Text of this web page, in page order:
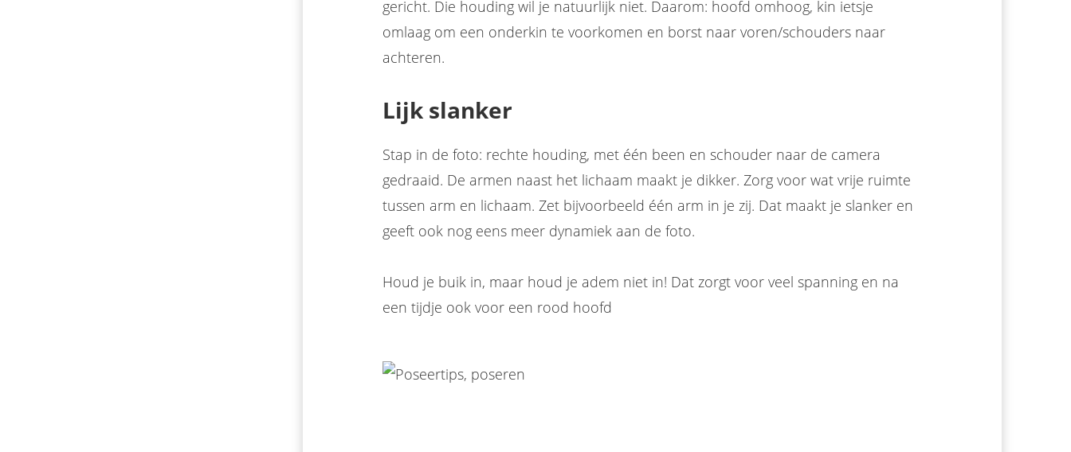
gericht. Die houding wil je natuurlijk niet. Daarom: hoofd omhoog, kin ietsje
omlaag om een onderkin te voorkomen en borst naar voren/schouders naar
achteren.
Lijk slanker
Stap in de foto: rechte houding, met één been en schouder naar de camera
gedraaid. De armen naast het lichaam maakt je dikker. Zorg voor wat vrije ruimte
tussen arm en lichaam. Zet bijvoorbeeld één arm in je zij. Dat maakt je slanker en
geeft ook nog eens meer dynamiek aan de foto.
Houd je buik in, maar houd je adem niet in! Dat zorgt voor veel spanning en na
een tijdje ook voor een rood hoofd